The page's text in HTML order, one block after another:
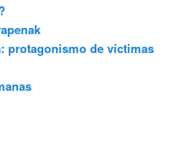
protagonismo de víctimas